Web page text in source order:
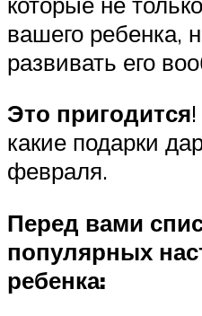
вашего ребенка,
развивать его
Это пригодится
какие подарки
февраля.
Перед вами с
популярных
ребенка: